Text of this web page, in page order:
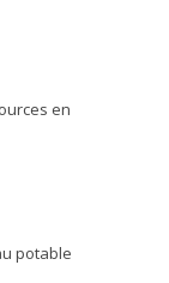
en
potable